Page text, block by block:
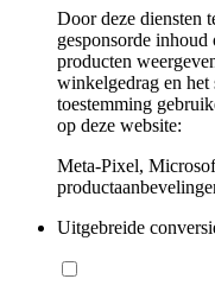
Door deze diensten
gesponsorde
producten
winkelgedrag en
toestemming
op deze website:
Meta-Pixel,
Uitgebreide